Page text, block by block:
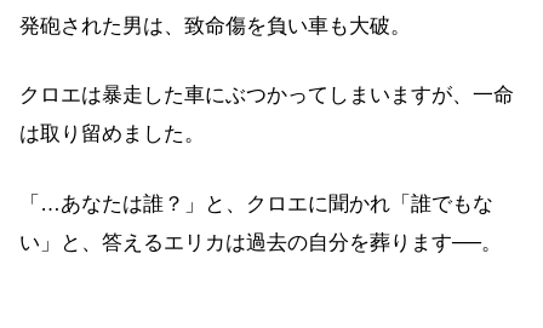
発砲された男は、致命傷を負い車も大破。
クロエは暴走した車にぶつかってしまいますが、一命
は取り留めました。
「…あなたは誰？」と、クロエに聞かれ「誰でもな
い」と、答えるエリカは過去の自分を葬ります──。